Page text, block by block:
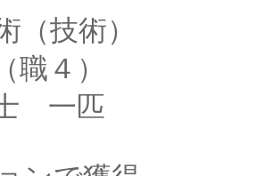
（技術）
職４）
一匹